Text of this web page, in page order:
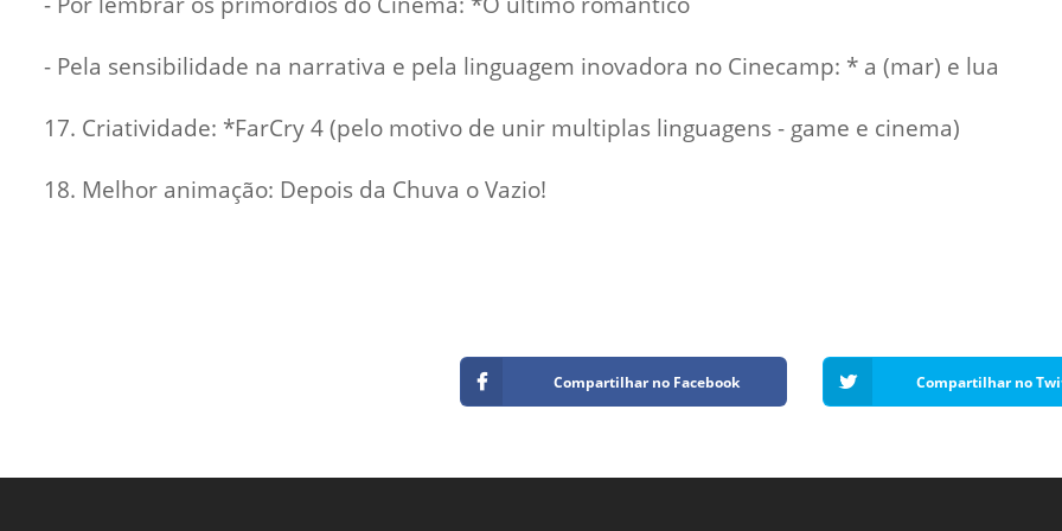
- Pela sensibilidade na narrativa e pela linguagem inovadora no Cinecamp: * a (mar) e lua
17. Criatividade: *FarCry 4 (pelo motivo de unir multiplas linguagens - game e cinema)
18. Melhor animação: Depois da Chuva o Vazio!
Compartilhar no Facebook Compartilhar no